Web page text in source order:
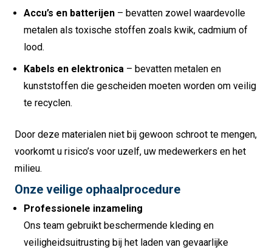
Accu’s en batterijen – bevatten zowel waardevolle
metalen als toxische stoffen zoals kwik, cadmium of
lood.
Kabels en elektronica – bevatten metalen en
kunststoffen die gescheiden moeten worden om veilig
te recyclen.
Door deze materialen niet bij gewoon schroot te mengen,
voorkomt u risico’s voor uzelf, uw medewerkers en het
milieu.
Onze veilige ophaalprocedure
Professionele inzameling
Ons team gebruikt beschermende kleding en
veiligheidsuitrusting bij het laden van gevaarlijke